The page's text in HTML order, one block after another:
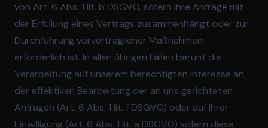
von Art. 6 Abs. 1 lit. b DSGVO, sofern Ihre Anfrage mit
der Erfüllung eines Vertrags zusammenhängt oder zur
Durchführung vorvertraglicher Maßnahmen
erforderlich ist. In allen übrigen Fällen beruht die
Verarbeitung auf unserem berechtigten Interesse an
der effektiven Bearbeitung der an uns gerichteten
Anfragen (Art. 6 Abs. 1 lit. f DSGVO) oder auf Ihrer
Einwilligung (Art. 6 Abs. 1 lit. a DSGVO) sofern diese